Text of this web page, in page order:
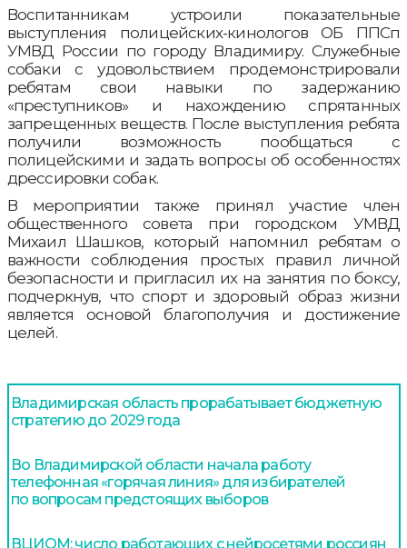
Воспитанникам устроили показательные
выступления полицейских-кинологов ОБ ППСп
УМВД России по городу Владимиру. Служебные
собаки с удовольствием продемонстрировали
ребятам свои навыки по задержанию
«преступников» и нахождению спрятанных
запрещенных веществ. После выступления ребята
получили возможность пообщаться с
полицейскими и задать вопросы об особенностях
дрессировки собак.
В мероприятии также принял участие член
общественного совета при городском УМВД
Михаил Шашков, который напомнил ребятам о
важности соблюдения простых правил личной
безопасности и пригласил их на занятия по боксу,
подчеркнув, что спорт и здоровый образ жизни
является основой благополучия и достижение
целей.
Владимирская область прорабатывает бюджетную
стратегию до 2029 года
Во Владимирской области начала работу
телефонная «горячая линия» для избирателей
по вопросам предстоящих выборов
ВЦИОМ: число работающих с нейросетями россиян